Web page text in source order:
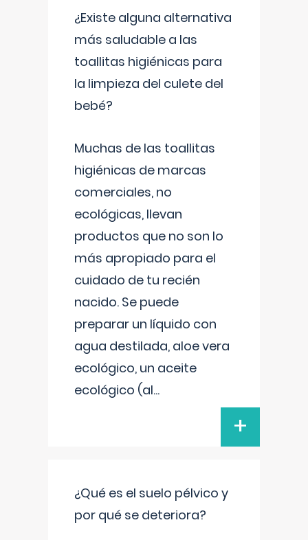
¿Existe alguna alternativa
más saludable a las
toallitas higiénicas para
la limpieza del culete del
bebé?
Muchas de las toallitas
higiénicas de marcas
comerciales, no
ecológicas, llevan
productos que no son lo
más apropiado para el
cuidado de tu recién
nacido. Se puede
preparar un líquido con
agua destilada, aloe vera
ecológico, un aceite
ecológico (al...
+
¿Qué es el suelo pélvico y
por qué se deteriora?